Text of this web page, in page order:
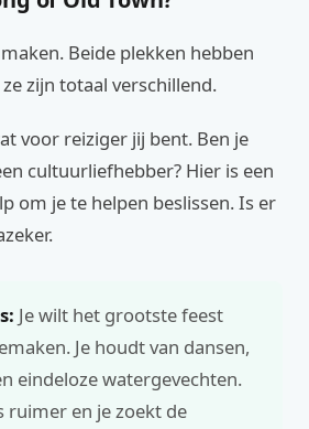
Beide plekken hebben
zijn totaal verschillend.
voor reiziger jij bent. Ben je
cultuurliefhebber? Hier is een
om je te helpen beslissen. Is er
Je wilt het grootste feest
Je houdt van dansen,
eindeloze watergevechten.
ruimer en je zoekt de